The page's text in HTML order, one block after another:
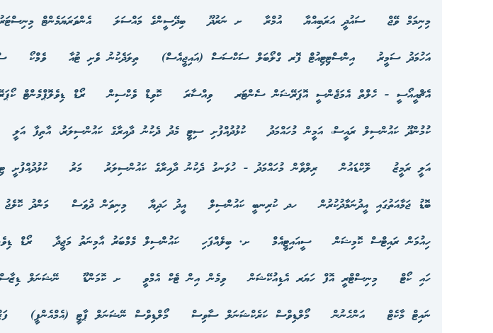
މިނިމަމް ވޭޖް
ސައުދީ އަރަބިއްޔާ އުމްރާ ށ ނަރުދޫ ބިދޭސީންގެ މައްސަލަ އެންވަރަޔަމެންޓް
އަހުމަދު ސަމީރު
އިންސްޓިޓިއުޓް ފޮރ ގްލޯބަލް ސަކްސަސް (އައިޖީއެސް) ތިލަދެކުނު ވެށި ޓުއާ ވެމްކޯ
އެޗްއީއޯސީ - ހެލްތް އެމަޖެންސީ އޮޕަރޭޝަން ސެންޓަރ
ވިއްސާރަ ކޮވިޑް ވެކްސިން ރޯޑް ޑިވެލޮޕްމެންޓް
ކުމުންދޫ ކައުންސިލް ރައީސް، އަމީން މުހައްމަދު
ކުޅުދުއްފުށި ސިޓީ މެދު ދެކުނު ދާއިރާގެ ކައުންސިލަރު، އާތިފާ އަލީ
އަލީ ރަމީޒު
ލޮކްޑައުން ރިލްވާން މުހައްމަދު - ހުޅަނގު ދެކުނު ދާއިރާގެ ކައުންސިލަރު މަރު ކުޅުދުއްފުށީ
ބޮޑު ޖަމާއަތުގައި އީދުނަމާދުކުރުން
ހދ ކުރިނބީ ކައުންސިލް އީދު ހަދިޔާ މިނިވަން ދުވަސް މަންދު ކޮލެޖު
ހިއުމަން ރައިޓްސް ކޮމިޝަން
ސީއައިޓީއެމް ށ. ބިލެއްފަހި ކައުންސިލް މެމްބަރު އާމިނަތު މަޖީދާ ރޯޑް
ހައި ކޯޓް
މިނިސްޓްރީ އޮފް ހަޔަރ އެޑިއުކޭޝަން ވިމެން އިން ޓެކް އެމްވީ ށ ކޮމަންޑޫ ނޭޝަނަލް
ނައިޓް މާކެޓް
އަންހެނުން މޯލްޑިވްސް ކަރެކްޝަނަލް ސާވިސް މޯލްޑިވްސް ނޭޝަނަލް ޕާޓީ (އެމްއެންޕީ)